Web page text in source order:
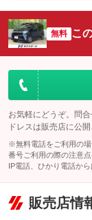
：装備なし
サイドカメラ
：装備あり
：装備なし
無料 こ
お気軽にどうぞ。問
ドレスは販売店に公開
※無料電話をご利用の
番号ご利用の際の注意点
IP電話、ひかり電話か
販売店情